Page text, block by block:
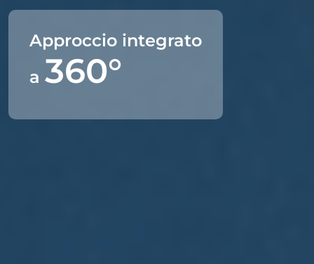
Approccio integrato
a 360°